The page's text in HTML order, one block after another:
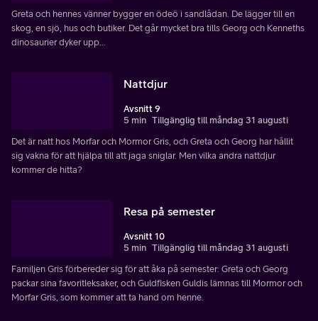
Greta och hennes vänner bygger en ödeö i sandlådan. De lägger till en
skog, en sjö, hus och butiker. Det går mycket bra tills Georg och Kenneths
dinosaurier dyker upp...
Nattdjur
Avsnitt 9
5 min Tillgänglig till måndag 31 augusti
Det är natt hos Morfar och Mormor Gris, och Greta och Georg har hållit
sig vakna för att hjälpa till att jaga sniglar. Men vilka andra nattdjur
kommer de hitta?
Resa på semester
Avsnitt 10
5 min Tillgänglig till måndag 31 augusti
Familjen Gris förbereder sig för att åka på semester: Greta och Georg
packar sina favoritleksaker, och Guldfisken Guldis lämnas till Mormor och
Morfar Gris, som kommer att ta hand om henne.